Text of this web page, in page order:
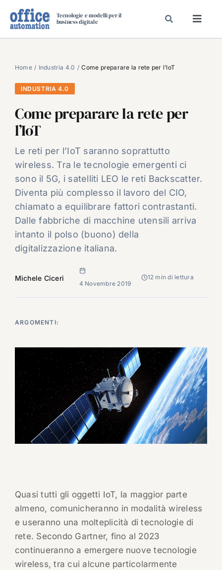
Tecnologie e modelli per il
business digitale
SPECIAL PAPER
TAVOLE ROTONDE DI REDAZIONE
CARRIERE
VIDEO
EVENTI
CHI SIAMO
Home Industria 4.0 Come preparare la rete per l’IoT
INDUSTRIA 4.0
Come preparare la rete per
l’IoT
Le reti per l’IoT saranno soprattutto
wireless. Tra le tecnologie emergenti ci
sono il 5G, i satelliti LEO le reti Backscatter.
Diventa più complesso il lavoro del CIO,
chiamato a equilibrare fattori contrastanti.
Dalle fabbriche di macchine utensili arriva
intanto il polso (buono) della
digitalizzazione italiana.
Michele Ciceri
4 Novembre 2019
12 min di lettura
ARGOMENTI:
Quasi tutti gli oggetti IoT, la maggior parte
almeno, comunicheranno in modalità wireless
e useranno una molteplicità di tecnologie di
rete. Secondo Gartner, fino al 2023
continueranno a emergere nuove tecnologie
wireless, tra cui alcune particolarmente